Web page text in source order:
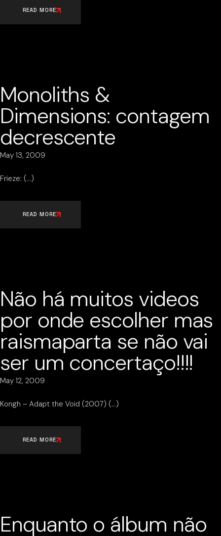
READ MORE
Monoliths &
Dimensions: contagem
decrescente
May 13, 2009
Frieze:
READ MORE
Não há muitos videos
por onde escolher mas
raismaparta se não vai
ser um concertaço!!!!
May 12, 2009
Kongh – Adapt the Void (2007)
READ MORE
Enquanto o álbum não